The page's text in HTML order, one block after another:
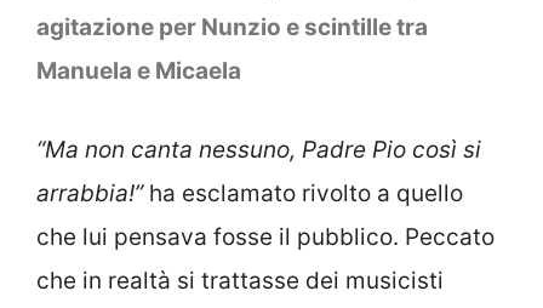
agitazione per Nunzio e scintille tra
Manuela e Micaela
“Ma non canta nessuno, Padre Pio così si
arrabbia!”ha esclamato rivolto a quello
che lui pensava fosse il pubblico. Peccato
che in realtà si trattasse dei musicisti